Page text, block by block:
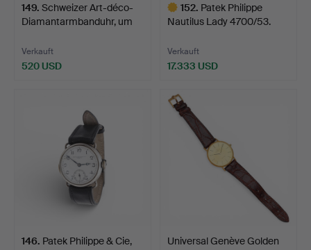
149. Schweizer Art-déco-
Diamantarmbanduhr, um
Verkauft
520 USD
152. Patek Philippe
Nautilus Lady 4700/53.
Verkauft
17.333 USD
Objekt
146. Patek Philippe & Cie,
Universal Genève Golden